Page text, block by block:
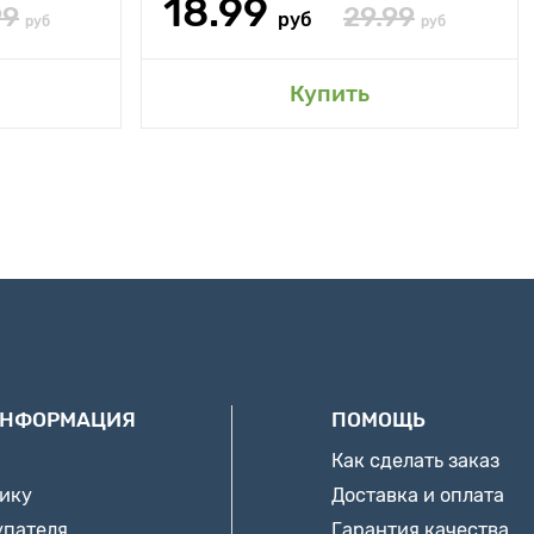
руб 18.99 руб 29.99 руб
Купить
ПОМОЩЬ
Как сделать заказ
Доставка и оплата